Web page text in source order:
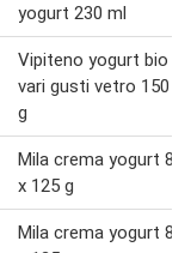
yogurt 230 ml
Vipiteno yogurt bio
vari gusti vetro 150
g
Mila crema yogurt 8
x 125 g
Mila crema yogurt 8